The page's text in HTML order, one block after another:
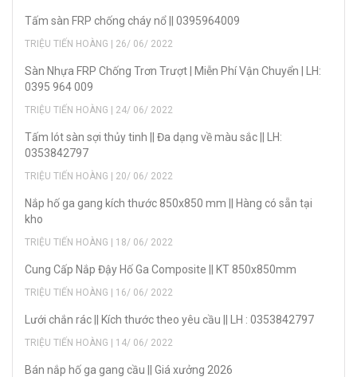
Tấm sàn FRP chống cháy nổ || 0395964009
TRIỆU TIẾN HOÀNG | 26/ 06/ 2022
Sàn Nhựa FRP Chống Trơn Trượt | Miễn Phí Vận Chuyển | LH:
0395 964 009
TRIỆU TIẾN HOÀNG | 24/ 06/ 2022
Tấm lót sàn sợi thủy tinh || Đa dạng về màu sắc || LH:
0353842797
TRIỆU TIẾN HOÀNG | 20/ 06/ 2022
Nắp hố ga gang kích thước 850x850 mm || Hàng có sẵn tại
kho
TRIỆU TIẾN HOÀNG | 18/ 06/ 2022
Cung Cấp Nắp Đậy Hố Ga Composite || KT 850x850mm
TRIỆU TIẾN HOÀNG | 16/ 06/ 2022
Lưới chắn rác || Kích thước theo yêu cầu || LH : 0353842797
TRIỆU TIẾN HOÀNG | 14/ 06/ 2022
Bán nắp hố ga gang cầu || Giá xưởng 2026